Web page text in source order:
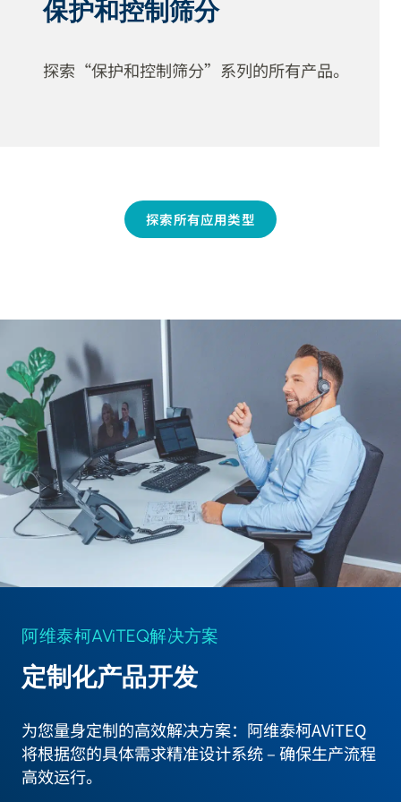
保护和控制筛分
探索“保护和控制筛分”系列的所有产品。
探索所有应用类型
阿维泰柯AViTEQ解决方案
定制化产品开发
为您量身定制的高效解决方案：阿维泰柯AViTEQ
将根据您的具体需求精准设计系统 – 确保生产流程
高效运行。